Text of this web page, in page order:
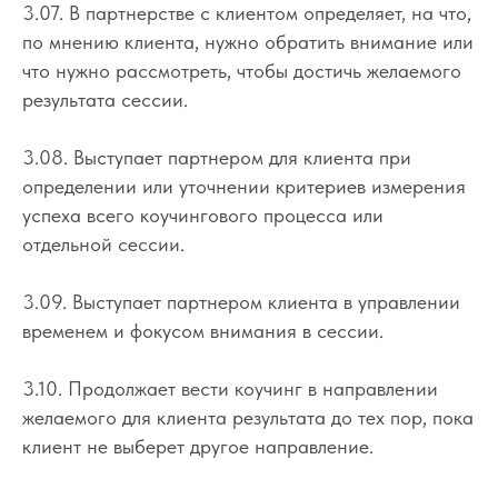
3.07. В партнерстве с клиентом определяет, на что,
по мнению клиента, нужно обратить внимание или
что нужно рассмотреть, чтобы достичь желаемого
результата сессии.
3.08. Выступает партнером для клиента при
определении или уточнении критериев измерения
успеха всего коучингового процесса или
отдельной сессии.
3.09. Выступает партнером клиента в управлении
временем и фокусом внимания в сессии.
3.10. Продолжает вести коучинг в направлении
желаемого для клиента результата до тех пор, пока
клиент не выберет другое направление.